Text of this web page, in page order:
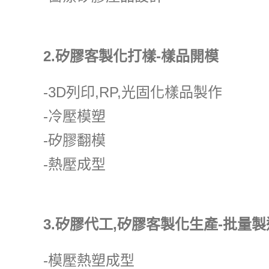
2.矽膠客製化打樣-樣品開模
-3D列印,RP,光固化樣品製作
-冷壓模塑
-矽膠翻模
-熱壓成型
3.矽膠代工,矽膠客製化生產-批量製
-模壓熱塑成型